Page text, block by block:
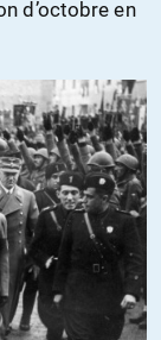
d’octobre en